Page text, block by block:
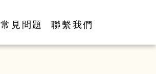
常見問題 聯繫我們